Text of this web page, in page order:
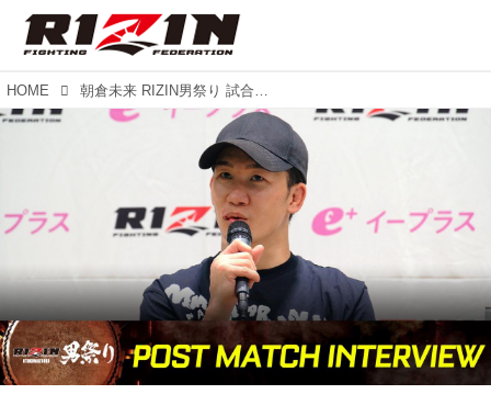
HOME 朝倉未来 RIZIN男祭り 試合後インタビュー vol.2